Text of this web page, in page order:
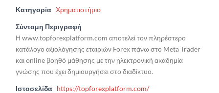
Κατηγορία Χρηματιστήριο
Σύντομη Περιγραφή
Η www.topforexplatform.com αποτελεί τον πληρέστερο
κατάλογο αξιολόγησης εταιριών Forex πάνω στο Meta Trader
και online βοηθό μάθησης με την ηλεκτρονική ακαδημία
γνώσης που έχει δημιουργήσει στο διαδίκτυο.
Ιστοσελίδα https://topforexplatform.com/